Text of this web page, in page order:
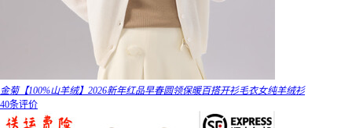
金菊【100%山羊绒】2026新年红品早春圆领保暖百搭开衫毛衣女纯羊绒衫
40条评价